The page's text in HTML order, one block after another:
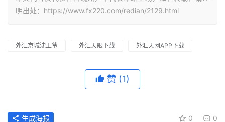
明出处：https://www.fx220.com/redian/2129.html
外汇京城沈王爷 外汇天眼下载 外汇天网APP下载
赞 (1)
0 0
生成海报